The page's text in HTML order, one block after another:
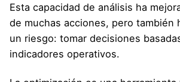
Esta capacidad de análisis ha
de muchas acciones, pero también
un riesgo: tomar decisiones
indicadores operativos.